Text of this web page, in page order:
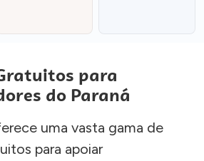
para
do Paraná
uma vasta gama de
para apoiar